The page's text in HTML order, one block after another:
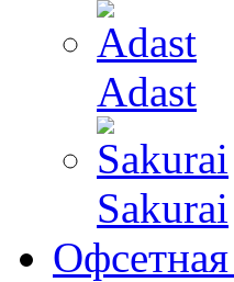
Adast
Sakurai